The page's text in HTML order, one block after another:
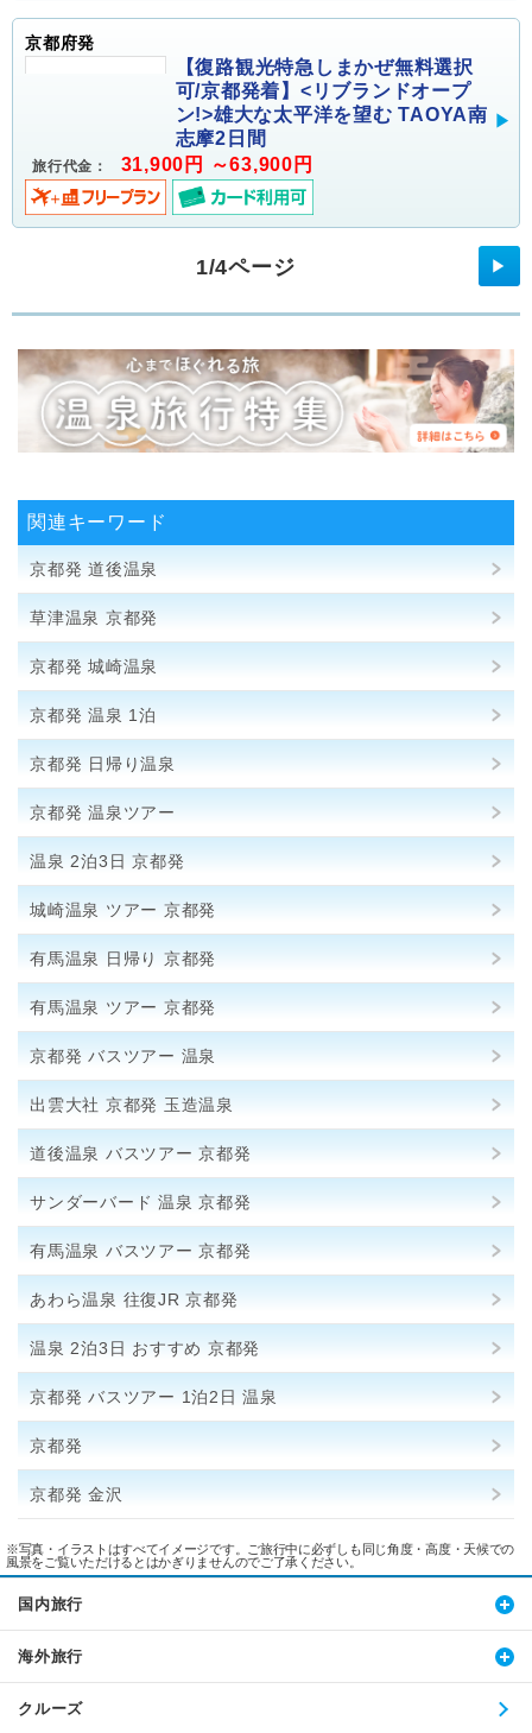
京都府発
【復路観光特急しまかぜ無料選択
可/京都発着】<リブランドオープ
ン!>雄大な太平洋を望む TAOYA南
志摩2日間
旅行代金： 31,900円 ～63,900円
1/4ページ ▶
関連キーワード
京都発 道後温泉
草津温泉 京都発
京都発 城崎温泉
京都発 温泉 1泊
京都発 日帰り温泉
京都発 温泉ツアー
温泉 2泊3日 京都発
城崎温泉 ツアー 京都発
有馬温泉 日帰り 京都発
有馬温泉 ツアー 京都発
京都発 バスツアー 温泉
出雲大社 京都発 玉造温泉
道後温泉 バスツアー 京都発
サンダーバード 温泉 京都発
有馬温泉 バスツアー 京都発
あわら温泉 往復JR 京都発
温泉 2泊3日 おすすめ 京都発
京都発 バスツアー 1泊2日 温泉
京都発
京都発 金沢
※写真・イラストはすべてイメージです。ご旅行中に必ずしも同じ角度・高度・天候での
風景をご覧いただけるとはかぎりませんのでご了承ください。
国内旅行
海外旅行
クルーズ